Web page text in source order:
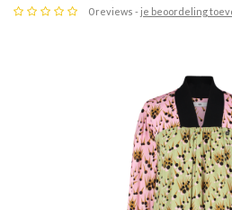
0 reviews -je beoordeling